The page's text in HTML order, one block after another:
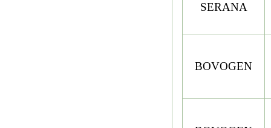
SERANA
BOVOGEN